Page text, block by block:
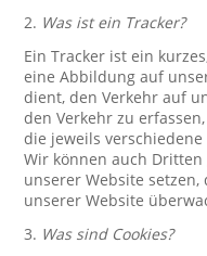
2. Was ist ein Tracker?
Ein Tracker ist ein
eine Abbildung auf
dient, den Verkehr auf
den Verkehr zu
die jeweils
Wir können auch
unserer Website
unserer Website
3. Was sind Cookies?